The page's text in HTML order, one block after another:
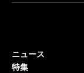
ニュース
特集